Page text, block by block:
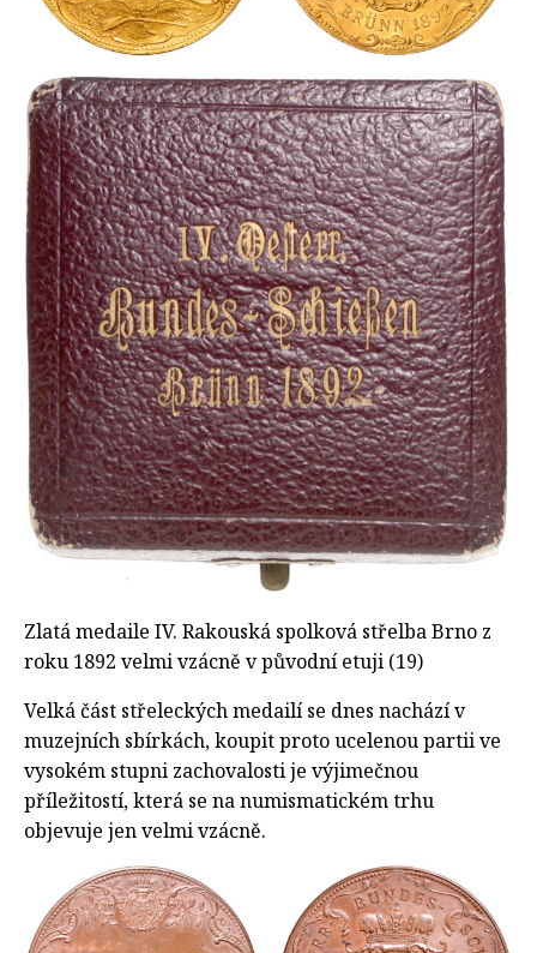
Zlatá medaile IV. Rakouská spolková střelba Brno z
roku 1892 velmi vzácně v původní etuji (19)
Velká část střeleckých medailí se dnes nachází v
muzejních sbírkách, koupit proto ucelenou partii ve
vysokém stupni zachovalosti je výjimečnou
příležitostí, která se na numismatickém trhu
objevuje jen velmi vzácně.